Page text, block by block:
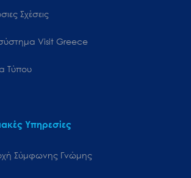
Σχέσεις
Visit Greece
Τύπου
Υπηρεσίες
Σύμφωνης Γνώμης